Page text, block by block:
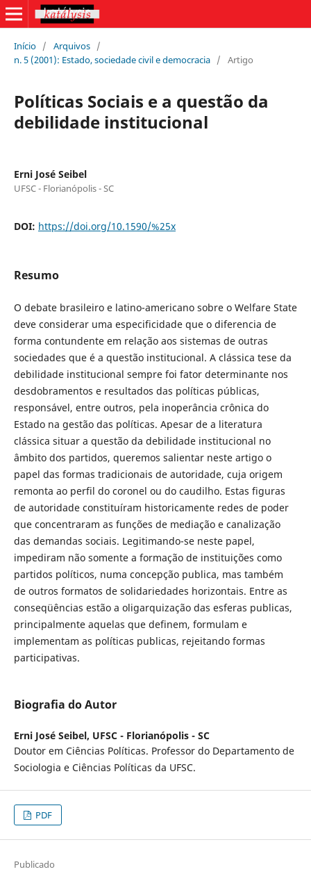
Início / Arquivos /
n. 5 (2001): Estado, sociedade civil e democracia / Artigo
Políticas Sociais e a questão da
debilidade institucional
Erni José Seibel
UFSC - Florianópolis - SC
DOI: https://doi.org/10.1590/%25x
Resumo
O debate brasileiro e latino-americano sobre o Welfare State
deve considerar uma especificidade que o diferencia de
forma contundente em relação aos sistemas de outras
sociedades que é a questão institucional. A clássica tese da
debilidade institucional sempre foi fator determinante nos
desdobramentos e resultados das políticas públicas,
responsável, entre outros, pela inoperância crônica do
Estado na gestão das políticas. Apesar de a literatura
clássica situar a questão da debilidade institucional no
âmbito dos partidos, queremos salientar neste artigo o
papel das formas tradicionais de autoridade, cuja origem
remonta ao perfil do coronel ou do caudilho. Estas figuras
de autoridade constituíram historicamente redes de poder
que concentraram as funções de mediação e canalização
das demandas sociais. Legitimando-se neste papel,
impediram não somente a formação de instituições como
partidos políticos, numa concepção publica, mas também
de outros formatos de solidariedades horizontais. Entre as
conseqüências estão a oligarquização das esferas publicas,
principalmente aquelas que definem, formulam e
implementam as políticas publicas, rejeitando formas
participativas.
Biografia do Autor
Erni José Seibel, UFSC - Florianópolis - SC
Doutor em Ciências Políticas. Professor do Departamento de
Sociologia e Ciências Políticas da UFSC.
PDF
Publicado